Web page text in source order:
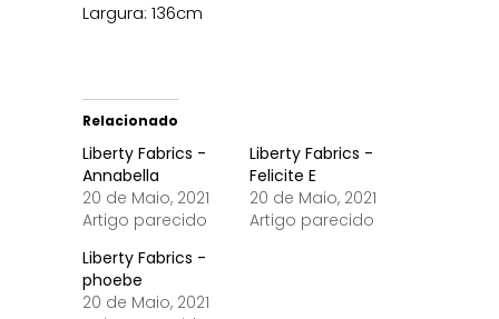
Largura: 136cm
Relacionado
Liberty Fabrics -
Annabella
20 de Maio, 2021
Artigo parecido
Liberty Fabrics -
Felicite E
20 de Maio, 2021
Artigo parecido
Liberty Fabrics -
phoebe
20 de Maio, 2021